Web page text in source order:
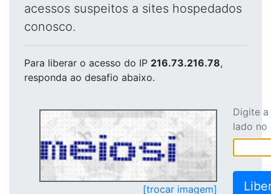
acessos suspeitos a sites hospedados
conosco.
Para liberar o acesso do IP 216.73.216.78,
responda ao desafio abaixo.
[trocar imagem]
Digite
lado no